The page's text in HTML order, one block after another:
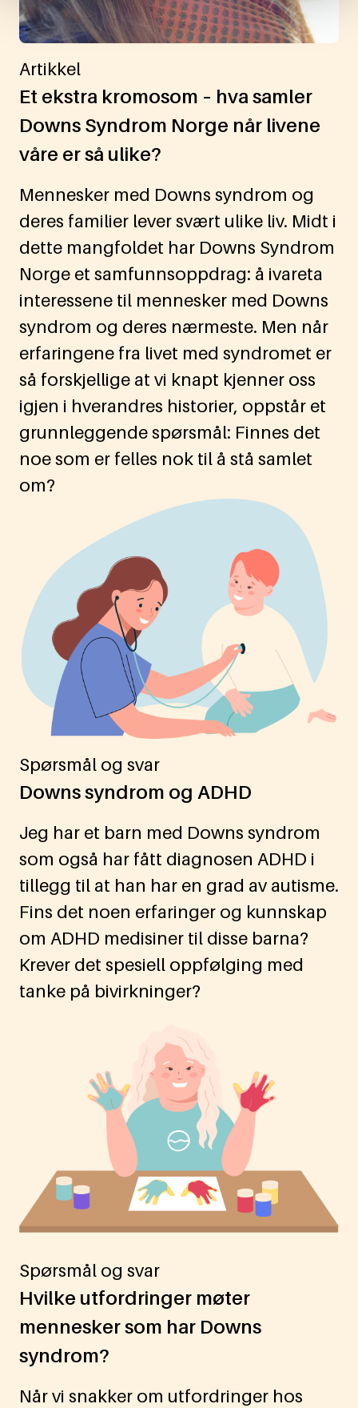
Artikkel
Et ekstra kromosom – hva samler
Downs Syndrom Norge når livene
våre er så ulike?
Mennesker med Downs syndrom og
deres familier lever svært ulike liv. Midt i
dette mangfoldet har Downs Syndrom
Norge et samfunnsoppdrag: å ivareta
interessene til mennesker med Downs
syndrom og deres nærmeste. Men når
erfaringene fra livet med syndromet er
så forskjellige at vi knapt kjenner oss
igjen i hverandres historier, oppstår et
grunnleggende spørsmål: Finnes det
noe som er felles nok til å stå samlet
om?
Spørsmål og svar
Downs syndrom og ADHD
Jeg har et barn med Downs syndrom
som også har fått diagnosen ADHD i
tillegg til at han har en grad av autisme.
Fins det noen erfaringer og kunnskap
om ADHD medisiner til disse barna?
Krever det spesiell oppfølging med
tanke på bivirkninger?
Spørsmål og svar
Hvilke utfordringer møter
mennesker som har Downs
syndrom?
Når vi snakker om utfordringer hos